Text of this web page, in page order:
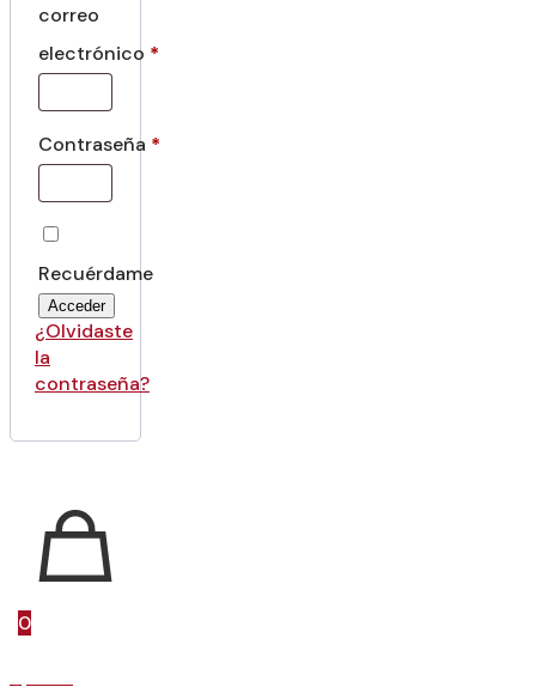
correo
electrónico *
Contraseña *
Recuérdame
Acceder
¿Olvidaste
la
contraseña?
0